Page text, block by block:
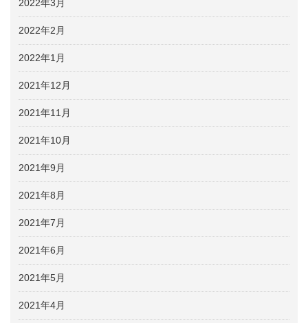
2022年3月
2022年2月
2022年1月
2021年12月
2021年11月
2021年10月
2021年9月
2021年8月
2021年7月
2021年6月
2021年5月
2021年4月